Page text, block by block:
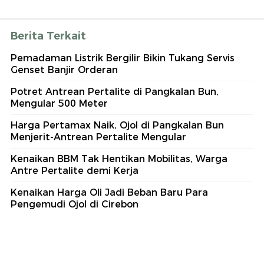
Berita Terkait
Pemadaman Listrik Bergilir Bikin Tukang Servis
Genset Banjir Orderan
Potret Antrean Pertalite di Pangkalan Bun,
Mengular 500 Meter
Harga Pertamax Naik, Ojol di Pangkalan Bun
Menjerit-Antrean Pertalite Mengular
Kenaikan BBM Tak Hentikan Mobilitas, Warga
Antre Pertalite demi Kerja
Kenaikan Harga Oli Jadi Beban Baru Para
Pengemudi Ojol di Cirebon